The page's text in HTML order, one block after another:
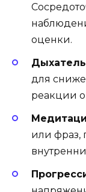
оценки.
для
реакции
или фраз,